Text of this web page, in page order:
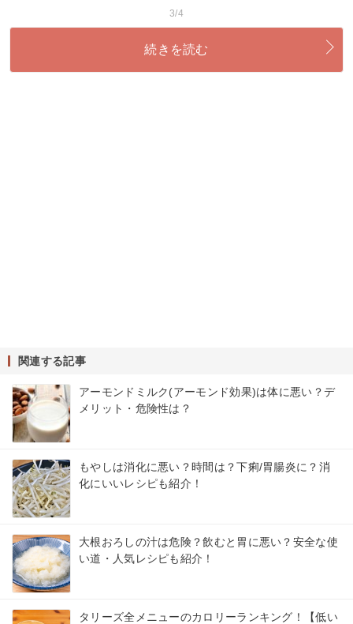
3/4
続きを読む
関連する記事
アーモンドミルク(アーモンド効果)は体に悪い？デ
メリット・危険性は？
もやしは消化に悪い？時間は？下痢/胃腸炎に？消
化にいいレシピも紹介！
大根おろしの汁は危険？飲むと胃に悪い？安全な使
い道・人気レシピも紹介！
タリーズ全メニューのカロリーランキング！【低い